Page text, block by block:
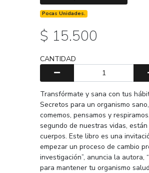
Pocas Unidades.
$ 15.500
CANTIDAD
Transfórmate y sana con tus
Secretos para un organismo
comemos, pensamos y
segundo de nuestras vidas,
cuerpos. Este libro es una
empezar un proceso de cambio
investigación”, anuncia la
para mantener tu organismo